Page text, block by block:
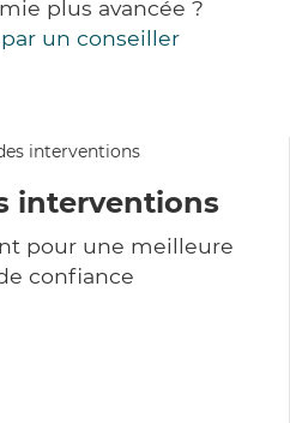
plus avancée ?
un conseiller
interventions
pour une meilleure
confiance